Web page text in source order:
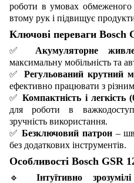
роботи в умовах
втому рук і підвищує
Ключові переваги Bosch
✅ Акумуляторне
максимальну мобільність та
✅
Регульований крутний
ефективно працювати з
✅ Компактність і легкість
для роботи в
зручність використання.
✅ Безключовий патрон –
без додаткових інструментів.
Особливості Bosch GSR
🔹 Інтуїтивно